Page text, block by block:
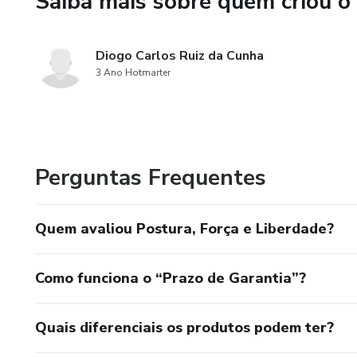
Diogo Carlos Ruiz da Cunha
3 Ano Hotmarter
Perguntas Frequentes
Quem avaliou Postura, Força e Liberdade?
Como funciona o “Prazo de Garantia”?
Quais diferenciais os produtos podem ter?